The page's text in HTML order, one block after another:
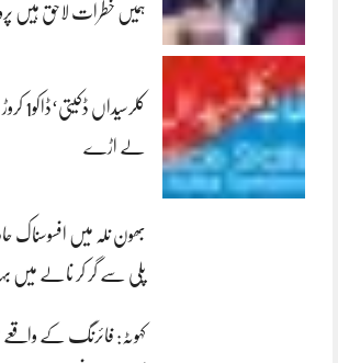
ہمیں خطرات لاحق ہیں
لے اڑے
بھون نلہ میں
پلی سے گر کر نالے میں
کہوٹہ: فائرنگ کے